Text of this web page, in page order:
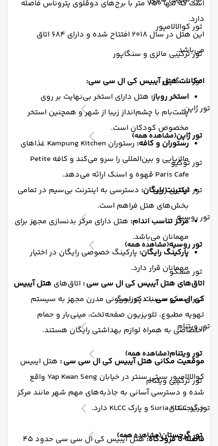
تور کوالالامپور
تور ترکیبی مالزی و سنگاپور
تور سنگاپور
تور ژاپن
تور ژاپن(مشاهده همه)
تور توکیو
تور ترکیبی ژاپن
تور روسیه
تور روسیه(مشاهده همه)
تور مسکو
تور مسکو + سنت پترزبورگ
تور ویتنام
تور ویتنام(مشاهده همه)
تور ترکیبی ویتنام
تور گرجستان
تور گرجستان(مشاهده همه)
است که تنها ۷۵۰ متر با برج‌های دوقلوی پتروناس فاصله
دارد.
این هتل در سال ۲۰۱۸ افتتاح شده و دارای ۶۸۴ اتاق
می‌باشد.
امکانات هتل آیبیس کی ال سی سی:
استخر روباز: هتل دارای استخر بی‌نهایت بر روی
پشت‌بام با چشم‌انداز زیبا از شهر و همچنین استخر
مخصوص کودکان است.
رستوران و کافه:
رستوران Kampung Kitchen غذاهای
مالزیایی و بین‌المللی را سرو می‌کند و کافه Petite
Paris Cafe قهوه و اسنک ارائه می‌دهد.
اینترنت رایگان: دسترسی به اینترنت بی‌سیم در تمامی
بخش‌های هتل فراهم است.
مرکز تناسب اندام: هتل دارای مرکز بدنسازی مجهز برای
مهمانان می‌باشد.
پارکینگ رایگان: پارکینگ خصوصی رایگان در اختیار
مهمانان قرار دارد.
اتاق‌های هتل آیبیس کی ال سی سی: اتاق‌های هتل آیبیس
کی ال سی سیبا دکوراسیونی مدرن مجهز به سیستم
تهویه مطبوع، تلویزیون صفحه‌تخت، مینی‌بار و حمام
اختصاصی به همراه لوازم بهداشتی رایگان هستند.
موقعیت مکانی هتل آیبیس کی ال سی سی: هتل ایبیس
کوالالامپور سیتی سنتر در خیابان Yap Kwan Seng واقع
شده و دسترسی آسانی به جاذبه‌های مهم شهر مانند مرکز
خرید Suria KLCC و پارک KLCC دارد.
فاصله تا فرودگاه:
هتل آیبیس کی ال سی سی حدود ۴۵